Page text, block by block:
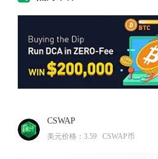
CSWAP
美元价格： 3.59 CSWAP币